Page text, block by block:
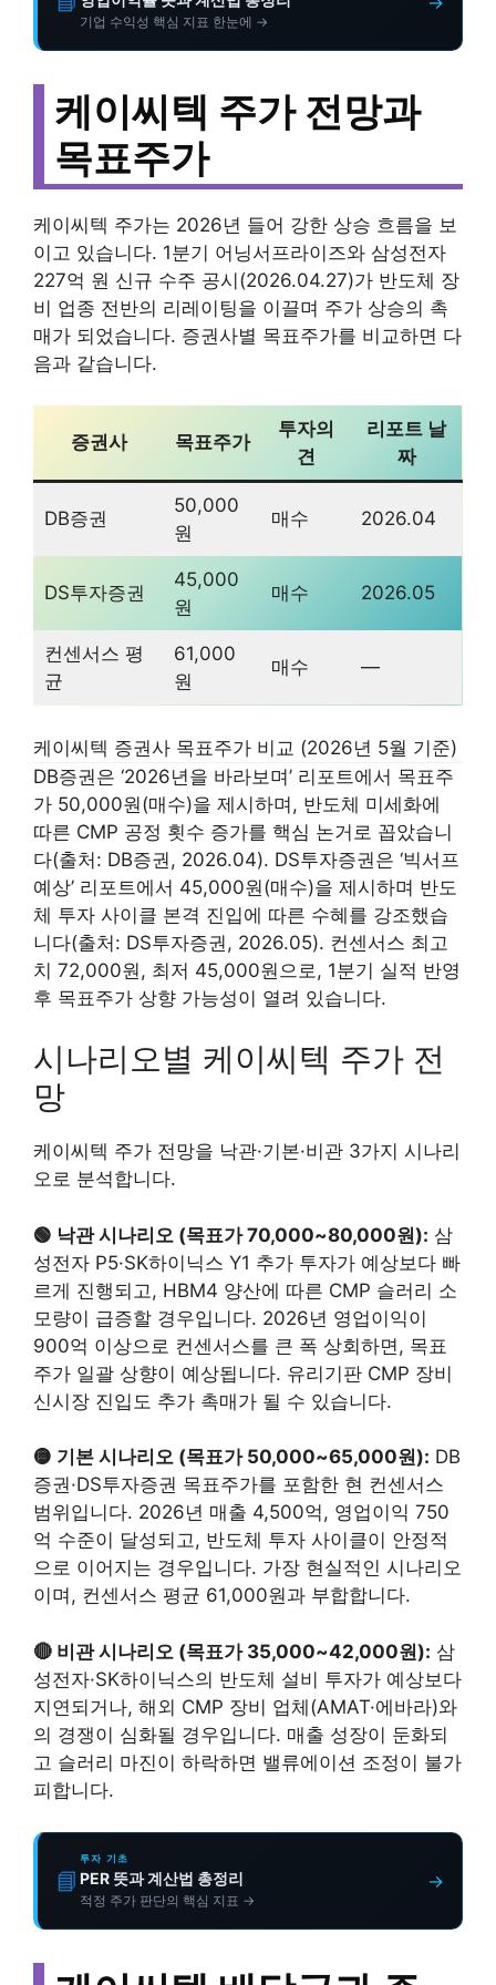
기업 수익성 핵심 지표 한눈에 →
케이씨텍 주가 전망과
목표주가
케이씨텍 주가는 2026년 들어 강한 상승 흐름을 보
이고 있습니다. 1분기 어닝서프라이즈와 삼성전자
227억 원 신규 수주 공시(2026.04.27)가 반도체 장
비 업종 전반의 리레이팅을 이끌며 주가 상승의 촉
매가 되었습니다. 증권사별 목표주가를 비교하면 다
음과 같습니다.
증권사 목표주가
투자의
견
리포트 날
짜
DB증권
50,000
원
매수 2026.04
DS투자증권
45,000
원
매수 2026.05
컨센서스 평
균
61,000
원
매수 —
케이씨텍 증권사 목표주가 비교 (2026년 5월 기준)
DB증권은 ‘2026년을 바라보며’ 리포트에서 목표주
가 50,000원(매수)을 제시하며, 반도체 미세화에
따른 CMP 공정 횟수 증가를 핵심 논거로 꼽았습니
다(출처: DB증권, 2026.04). DS투자증권은 ‘빅서프
예상’ 리포트에서 45,000원(매수)을 제시하며 반도
체 투자 사이클 본격 진입에 따른 수혜를 강조했습
니다(출처: DS투자증권, 2026.05). 컨센서스 최고
치 72,000원, 최저 45,000원으로, 1분기 실적 반영
후 목표주가 상향 가능성이 열려 있습니다.
시나리오별 케이씨텍 주가 전
망
케이씨텍 주가 전망을 낙관·기본·비관 3가지 시나리
오로 분석합니다.
🟢 낙관 시나리오 (목표가 70,000~80,000원): 삼
성전자 P5·SK하이닉스 Y1 추가 투자가 예상보다 빠
르게 진행되고, HBM4 양산에 따른 CMP 슬러리 소
모량이 급증할 경우입니다. 2026년 영업이익이
900억 이상으로 컨센서스를 큰 폭 상회하면, 목표
주가 일괄 상향이 예상됩니다. 유리기판 CMP 장비
신시장 진입도 추가 촉매가 될 수 있습니다.
🟡 기본 시나리오 (목표가 50,000~65,000원): DB
증권·DS투자증권 목표주가를 포함한 현 컨센서스
범위입니다. 2026년 매출 4,500억, 영업이익 750
억 수준이 달성되고, 반도체 투자 사이클이 안정적
으로 이어지는 경우입니다. 가장 현실적인 시나리오
이며, 컨센서스 평균 61,000원과 부합합니다.
🔴 비관 시나리오 (목표가 35,000~42,000원): 삼
성전자·SK하이닉스의 반도체 설비 투자가 예상보다
지연되거나, 해외 CMP 장비 업체(AMAT·에바라)와
의 경쟁이 심화될 경우입니다. 매출 성장이 둔화되
고 슬러리 마진이 하락하면 밸류에이션 조정이 불가
피합니다.
📘
투자 기초
PER 뜻과 계산법 총정리
적정 주가 판단의 핵심 지표 →
→